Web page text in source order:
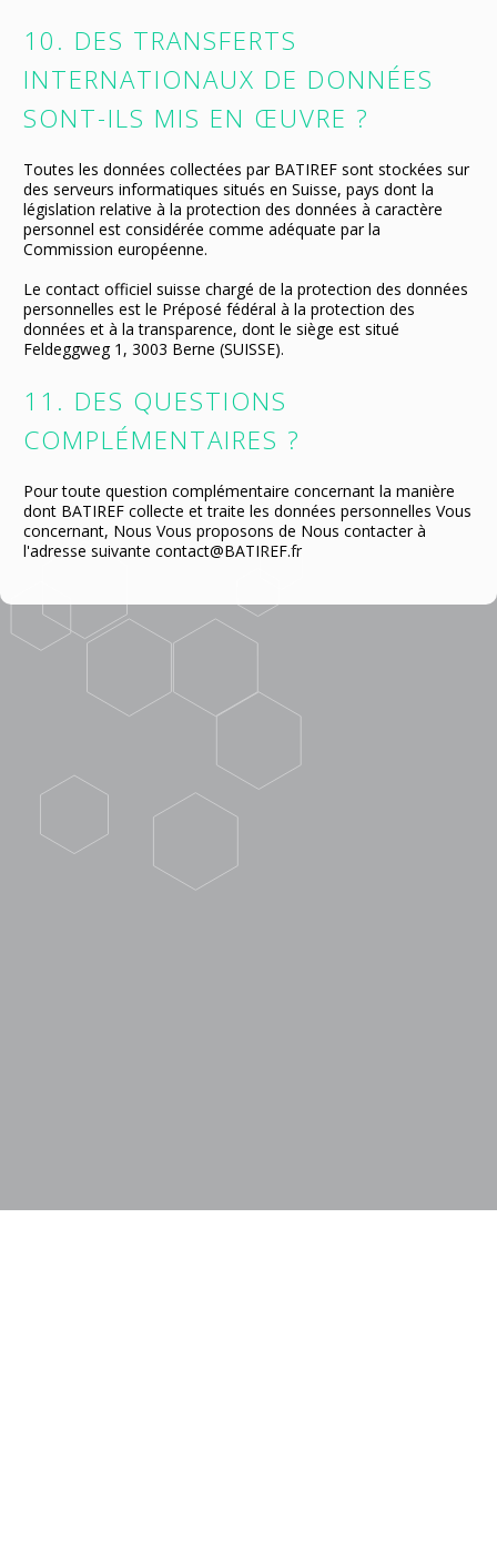
10. DES TRANSFERTS
INTERNATIONAUX DE DONNÉES
SONT-ILS MIS EN ŒUVRE ?
Toutes les données collectées par BATIREF sont stockées sur
des serveurs informatiques situés en Suisse, pays dont la
législation relative à la protection des données à caractère
personnel est considérée comme adéquate par la
Commission européenne.
Le contact officiel suisse chargé de la protection des données
personnelles est le Préposé fédéral à la protection des
données et à la transparence, dont le siège est situé
Feldeggweg 1, 3003 Berne (SUISSE).
11. DES QUESTIONS
COMPLÉMENTAIRES ?
Pour toute question complémentaire concernant la manière
dont BATIREF collecte et traite les données personnelles Vous
concernant, Nous Vous proposons de Nous contacter à
l'adresse suivante contact@BATIREF.fr